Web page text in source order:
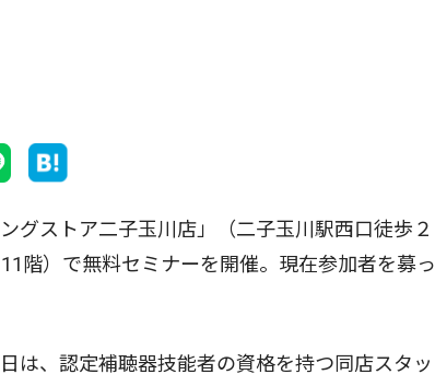
ストア二子玉川店」（二子玉川駅西口徒歩２
階）で無料セミナーを開催。現在参加者を募っ
は、認定補聴器技能者の資格を持つ同店スタッ